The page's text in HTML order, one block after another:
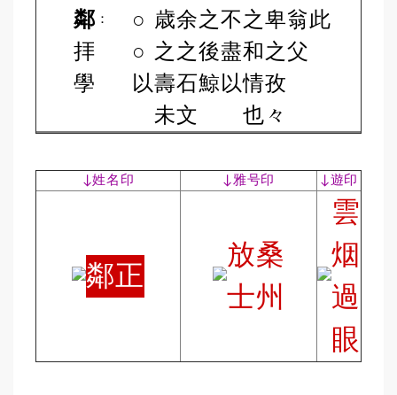
鄰 ：
拝
學
○
○
以
歳
之
壽
未
余
之
石
文
之
後
鯨
不
盡
以
之
和
情
也
卑
之
孜
々
翁
父
此
↓姓名印 ↓雅号印 ↓遊印
鄰 正
放桑
士州
雲
烟
過
眼